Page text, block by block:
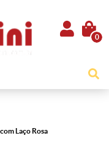
0
Laço Rosa